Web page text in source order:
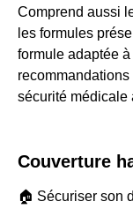
Comprend aussi
les formules
formule adaptée
sécurité médicale
Couverture
🏠 Sécuriser son